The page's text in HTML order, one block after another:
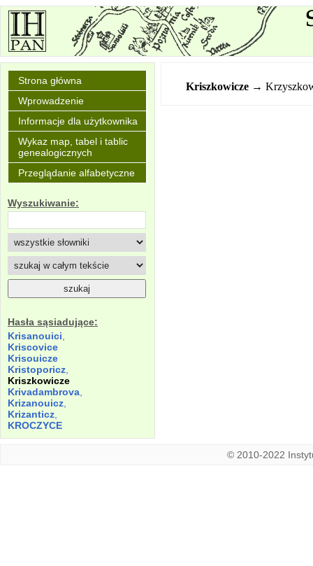
Strona główna
Wprowadzenie
Informacje dla użytkownika
Wykaz map, tabel i tablic
genealogicznych
Przeglądanie alfabetyczne
Wyszukiwanie:
Hasła sąsiadujące:
Krisanouici
Kriscovice
Krisouicze
Kristoporicz
Kriszkowicze
Krivadambrova
Krizanouicz
Krizanticz
KROCZYCE
Kriszkowicze →
© 2010-2022